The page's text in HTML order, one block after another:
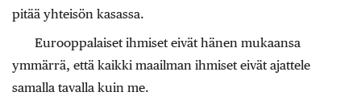
pitää yhteisön kasassa.
Eurooppalaiset ihmiset eivät hänen mukaansa
ymmärrä, että kaikki maailman ihmiset eivät ajattele
samalla tavalla kuin me.